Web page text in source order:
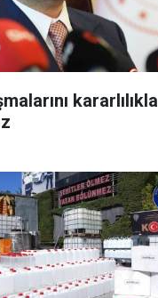
kararlılıkla